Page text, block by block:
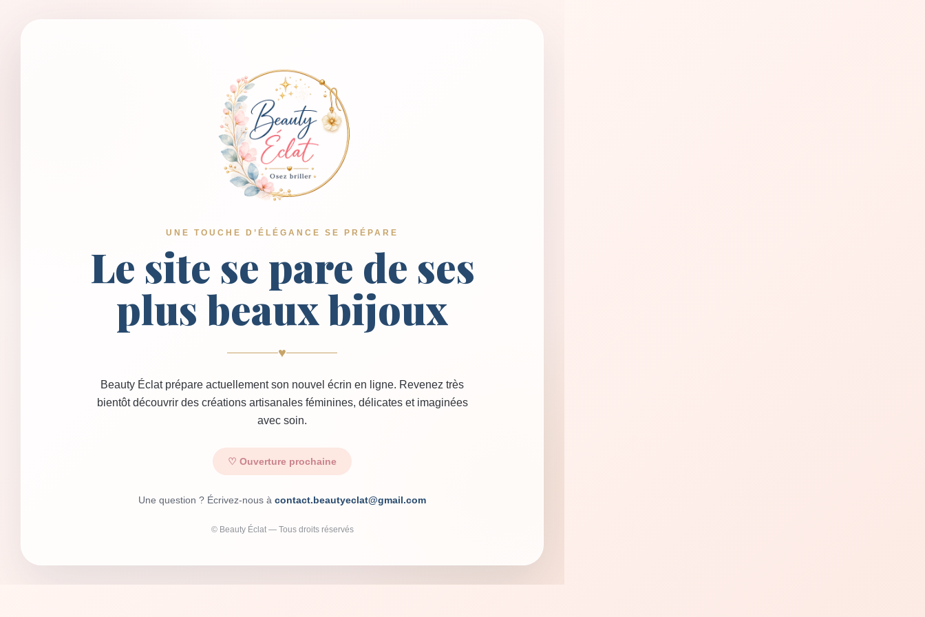
UNE TOUCHE D’ÉLÉGANCE SE PRÉPARE
Le site se pare de ses
plus beaux bijoux
♥
Beauty Éclat prépare actuellement son nouvel écrin en ligne. Revenez très
bientôt découvrir des créations artisanales féminines, délicates et imaginées
avec soin.
♡ Ouverture prochaine
Une question ? Écrivez-nous à contact.beautyeclat@gmail.com
© Beauty Éclat — Tous droits réservés